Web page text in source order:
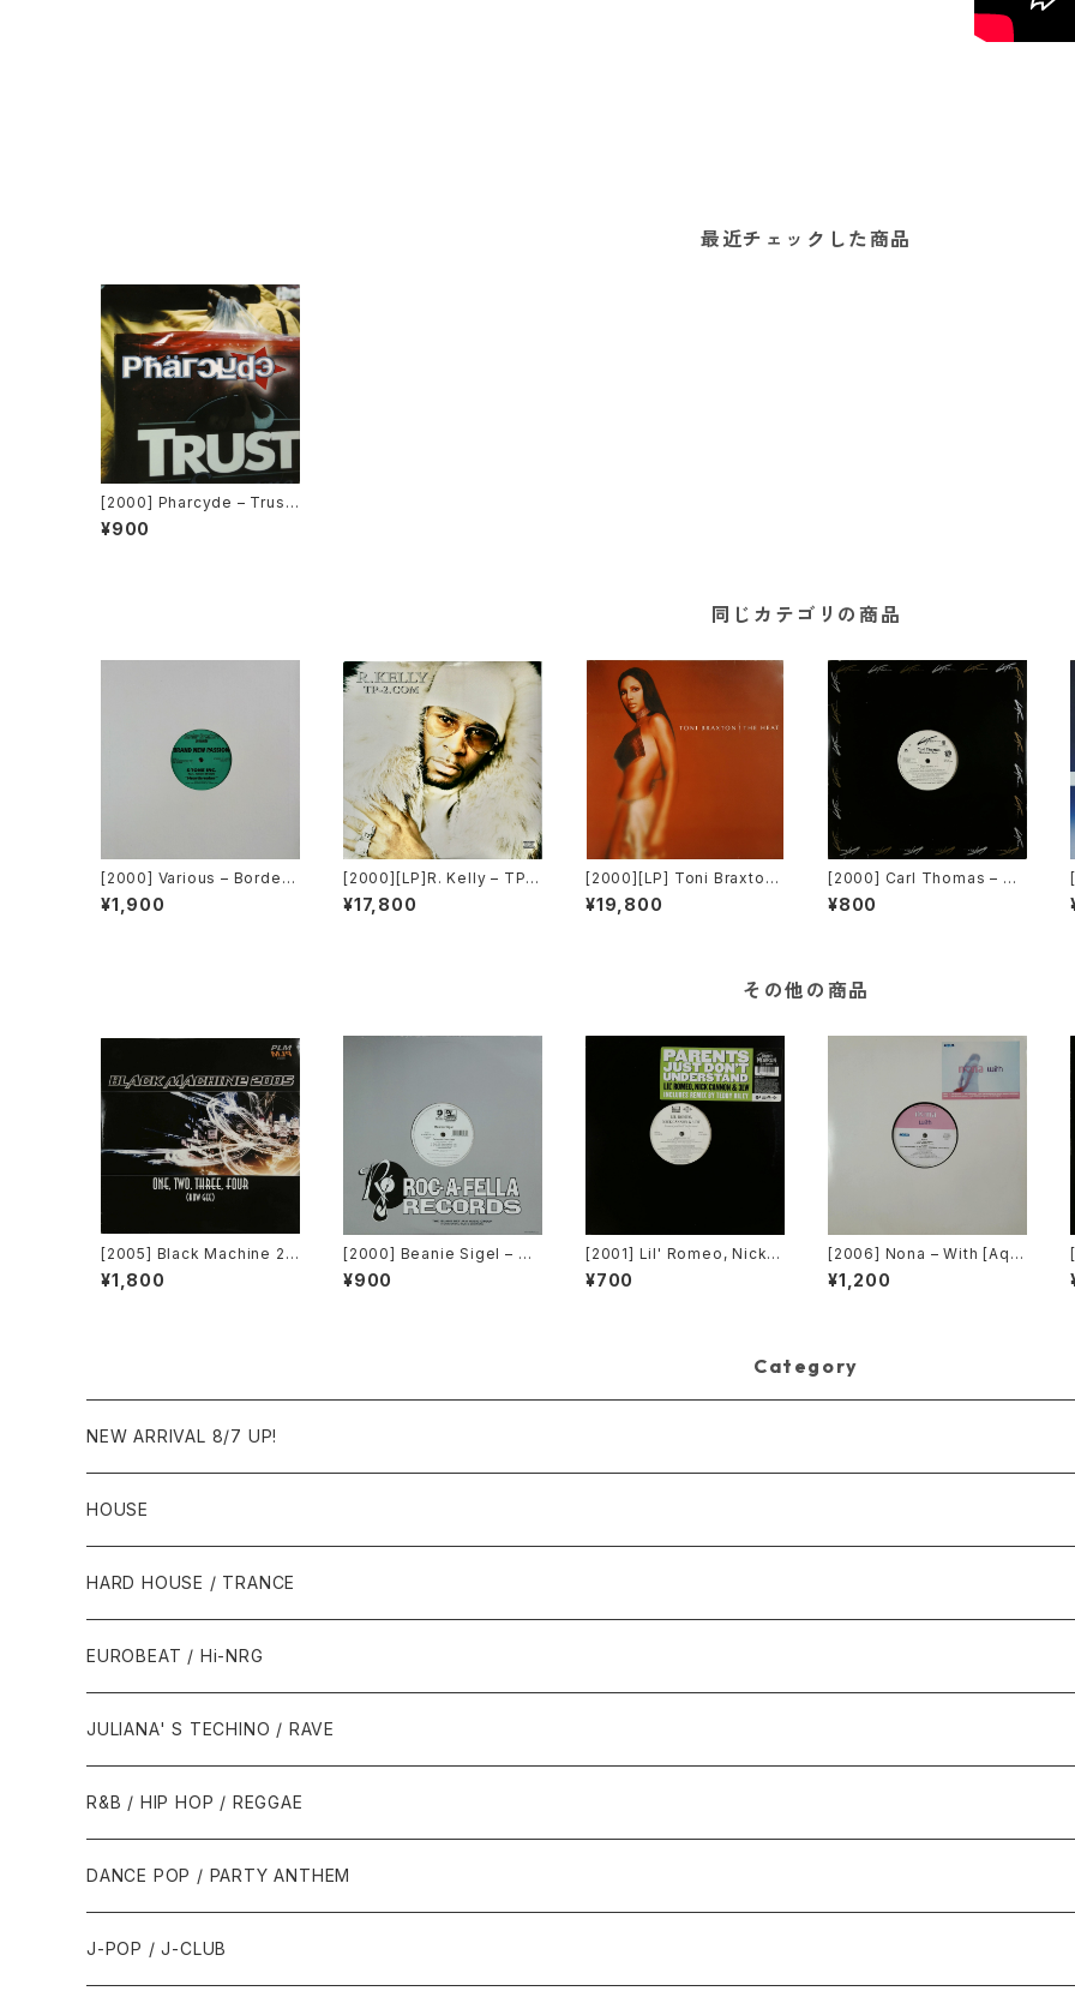
最近チェックした商品
[2000] Pharcyde – Trust
[Edel America Records]
¥900
同じカテゴリの商品
[2000] Various – Border
Breakers Presents [Bord
er Breakers][BBA-1017]
¥1,900
[2000][LP]R. Kelly – TP-
2.com [Jive][2枚組]
¥17,800
[2000][LP] Toni Braxton
– The Heat [Arista / LaFa
ce Records / BMG][2枚
¥19,800
[2000] Carl Thomas – Su
mmer Rain [LaFace Reco
rds][PROMO]
¥800
その他の商品
[2005] Black Machine 20
05 – One, Two, Three, F
our (How Gee) [PLM Rec
¥1,800
[2000] Beanie Sigel – Re
member Them Days / Ra
w & Uncut [Roc-A-Fella
¥900
[2001] Lil' Romeo, Nick C
annon & 3LW – Parents J
ust Don't Understand [Ji
¥700
[2006] Nona – With [Aqu
a][PROMO]
¥1,200
Category
NEW ARRIVAL 8/7 UP!
HOUSE
1980年代
1987年・以前
1988年
1990年代
1990年
1991年
2000年代
2000年
2001年
2010年代
2010年
2011年
HARD HOUSE / TRANCE
1990年代
1994年・以前
1995年
2000年代
2000年
2001年
EUROBEAT / Hi-NRG
1980年代
1986年・以前
1987年
1990年代
1990年
1991年
2000年代
JULIANA' S TECHINO / RAVE
1990年代
1990年
1991年
2000年代
2000年
R&B / HIP HOP / REGGAE
1980年代
1985年・以前
1990年代
DANCE POP / PARTY ANTHEM
1980年代
J-POP / J-CLUB